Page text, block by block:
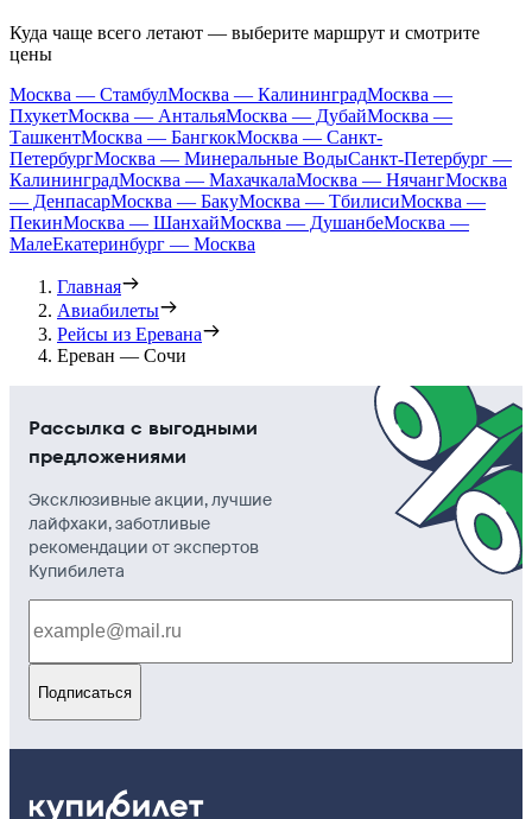
Куда чаще всего летают — выберите маршрут и смотрите
цены
Москва — СтамбулМосква — КалининградМосква —
ПхукетМосква — АнтальяМосква — ДубайМосква —
ТашкентМосква — БангкокМосква — Санкт-
ПетербургМосква — Минеральные ВодыСанкт-Петербург —
КалининградМосква — МахачкалаМосква — НячангМосква
— ДенпасарМосква — БакуМосква — ТбилисиМосква —
ПекинМосква — ШанхайМосква — ДушанбеМосква —
МалеЕкатеринбург — Москва
Главная
Авиабилеты
Рейсы из Еревана
Ереван — Сочи
Рассылка с выгодными
предложениями
Эксклюзивные акции, лучшие
лайфхаки, заботливые
рекомендации от экспертов
Купибилета
Подписаться